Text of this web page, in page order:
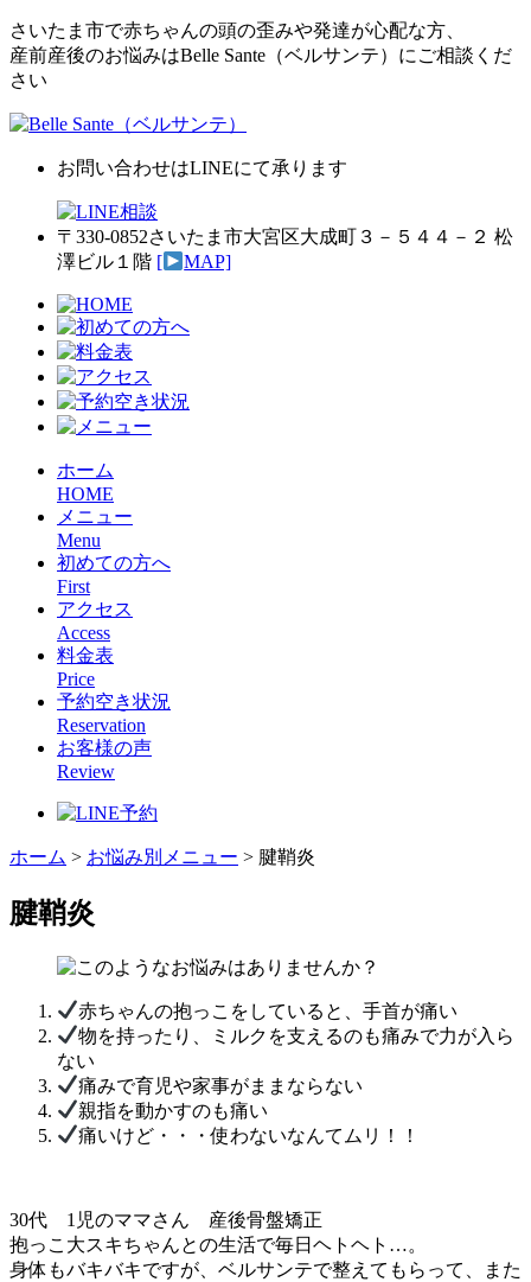
さいたま市で⾚ちゃんの頭の歪みや発達が⼼配な⽅、
産前産後のお悩みはBelle Sante（ベルサンテ）にご相談くだ
さい
お問い合わせはLINEにて承ります
〒330-0852さいたま市⼤宮区⼤成町３－５４４－２ 松
澤ビル１階 [ MAP]
ホーム
HOME
メニュー
Menu
初めての方へ
First
アクセス
Access
料金表
Price
予約空き状況
Reservation
お客様の声
Review
ホーム > お悩み別メニュー > 腱鞘炎
腱鞘炎
赤ちゃんの抱っこをしていると、手首が痛い
物を持ったり、ミルクを支えるのも痛みで力が入ら
ない
痛みで育児や家事がままならない
親指を動かすのも痛い
痛いけど・・・使わないなんてムリ！！
30代 1児のママさん 産後骨盤矯正
抱っこ大スキちゃんとの生活で毎日ヘトヘト…。
身体もバキバキですが、ベルサンテで整えてもらって、また